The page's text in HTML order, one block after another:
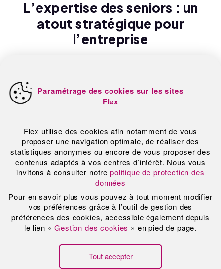
L’expertise des seniors : un
atout stratégique pour
l’entreprise
Malgré les idées reçues liées à leur âge, les séniors
un vivier inestimable de savoir-faire et